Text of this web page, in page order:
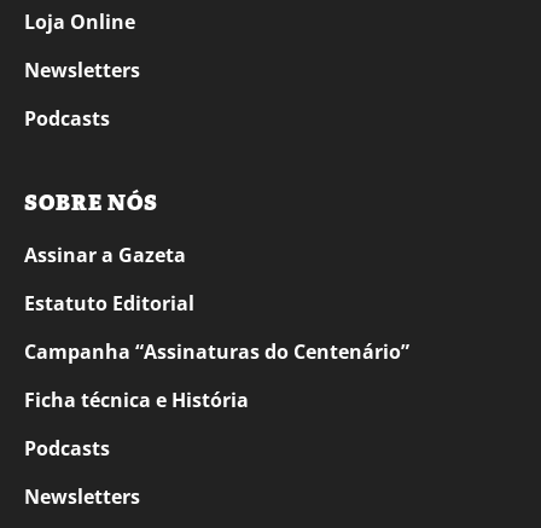
Loja Online
Newsletters
Podcasts
SOBRE NÓS
Assinar a Gazeta
Estatuto Editorial
Campanha “Assinaturas do Centenário”
Ficha técnica e História
Podcasts
Newsletters